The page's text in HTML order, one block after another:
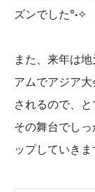
ズンでした°˖✧
また、来年は
アムでアジア
されるので、
その舞台でし
ップしていきま